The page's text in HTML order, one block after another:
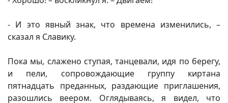
- И это явный знак, что времена изменились, –
сказал я Славику.
Пока мы, слажено ступая, танцевали, идя по берегу,
и пели, сопровождающие группу киртана
пятнадцать преданных, раздающие приглашения,
разошлись веером. Оглядываясь, я видел, что